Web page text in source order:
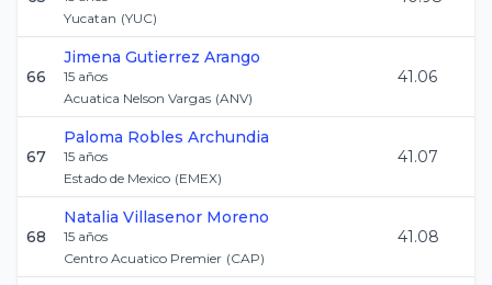
Yucatan (YUC)
66
Jimena Gutierrez Arango
15 años
Acuatica Nelson Vargas (ANV)
41.06
67
Paloma Robles Archundia
15 años
Estado de Mexico (EMEX)
41.07
68
Natalia Villasenor Moreno
15 años
Centro Acuatico Premier (CAP)
41.08